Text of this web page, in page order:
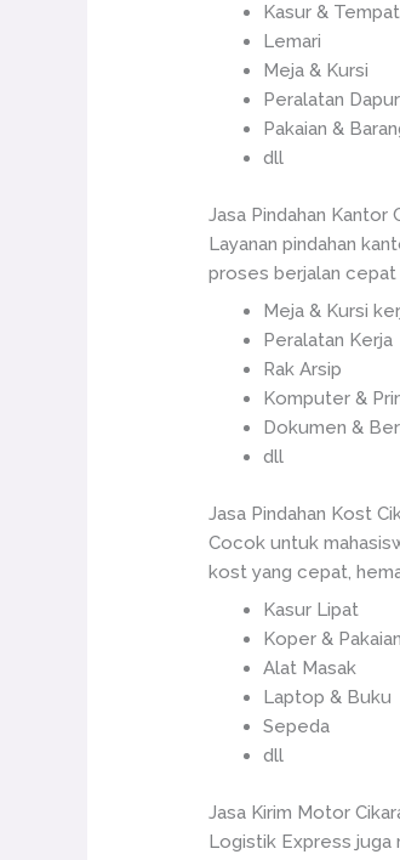
Kasur &
Lemari
Meja & Kursi
Peralatan Dapur
Pakaian &
dll
Jasa Pindahan Kantor
Layanan pindahan
proses berjalan cepat
Meja & Kursi
Peralatan Kerja
Rak Arsip
Komputer &
Dokumen &
dll
Jasa Pindahan Kost
Cocok untuk
kost yang cepat,
Kasur Lipat
Koper & Pakaian
Alat Masak
Laptop & Buku
Sepeda
dll
Jasa Kirim Motor
Logistik Express juga